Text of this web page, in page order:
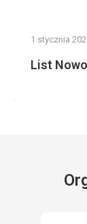
1 stycznia
List